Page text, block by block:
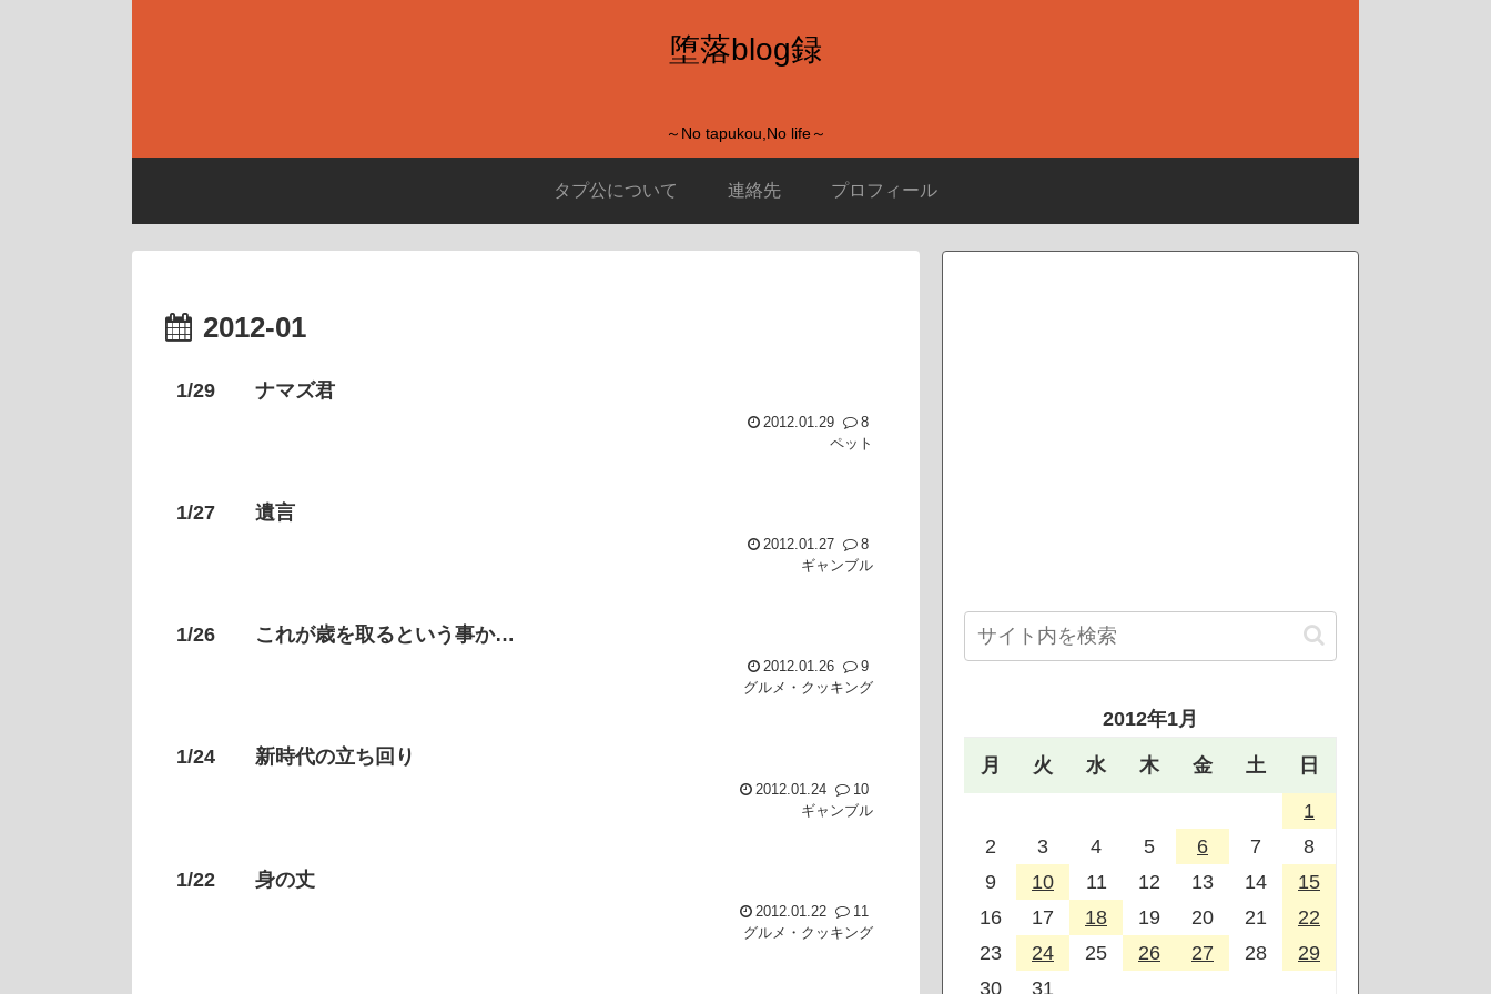
堕落blog録
～No tapukou,No life～
タプ公について 連絡先 プロフィール
2012-01
1/29 ナマズ君
2012.01.29
8
ペット
1/27 遺言
2012.01.27
8
ギャンブル
1/26 これが歳を取るという事か…
2012.01.26
9
グルメ・クッキング
1/24 新時代の立ち回り
2012.01.24
10
ギャンブル
1/22 身の丈
2012.01.22
11
グルメ・クッキング
2012年1月
月 火 水 木 金 土 日
1
2
3 4 5 6 7
8
9
10 11 12 13 14
15
16
17 18 19 20 21
22
23
24 25 26 27 28
29
30
31